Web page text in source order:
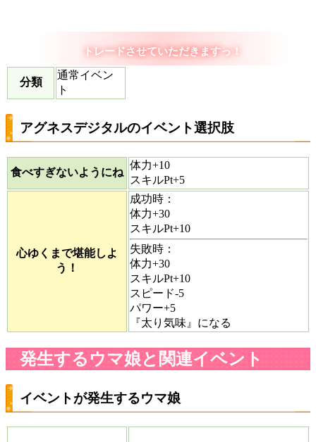
トレードさせていただきますっ！
分類
通常イベン
ト
アグネスデジタルのイベント選択肢
食べすぎないようにね
体力+10
スキルPt+5
心ゆくまで堪能しよ
う！
成功時：
体力+30
スキルPt+10
失敗時：
体力+30
スキルPt+10
スピード-5
パワー+5
『太り気味』になる
発生するウマ娘と関連イベント
イベントが発生するウマ娘